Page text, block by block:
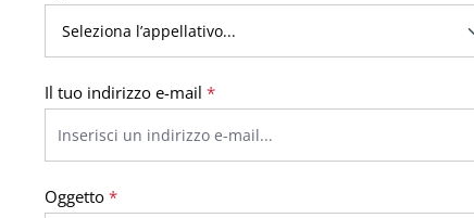
Il tuo indirizzo e-mail *
Oggetto *